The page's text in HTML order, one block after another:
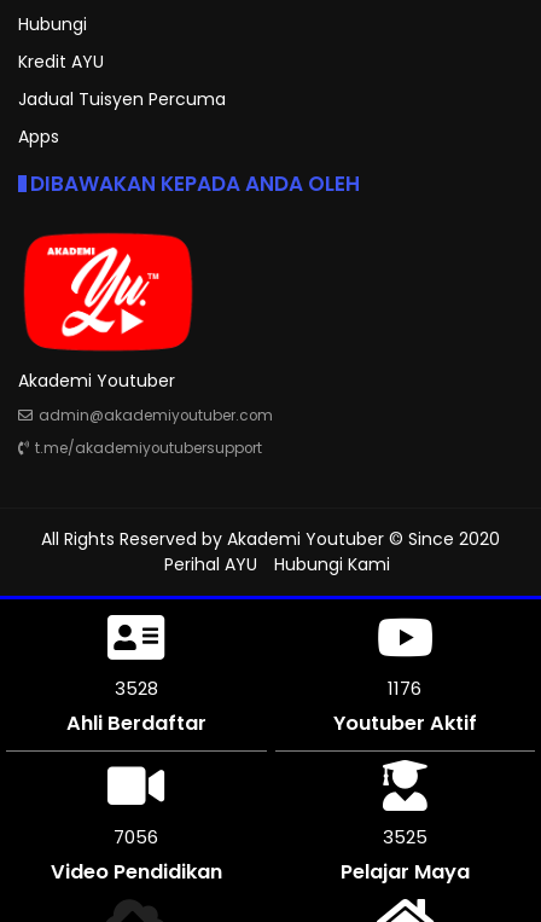
Hubungi
Kredit AYU
Jadual Tuisyen Percuma
Apps
DIBAWAKAN KEPADA ANDA OLEH
Akademi Youtuber
admin@akademiyoutuber.com
t.me/akademiyoutubersupport
All Rights Reserved by Akademi Youtuber © Since 2020
Perihal AYU
Hubungi Kami
3963
Ahli Berdaftar
1312
Youtuber Aktif
7926
Video Pendidikan
3963
Pelajar Maya